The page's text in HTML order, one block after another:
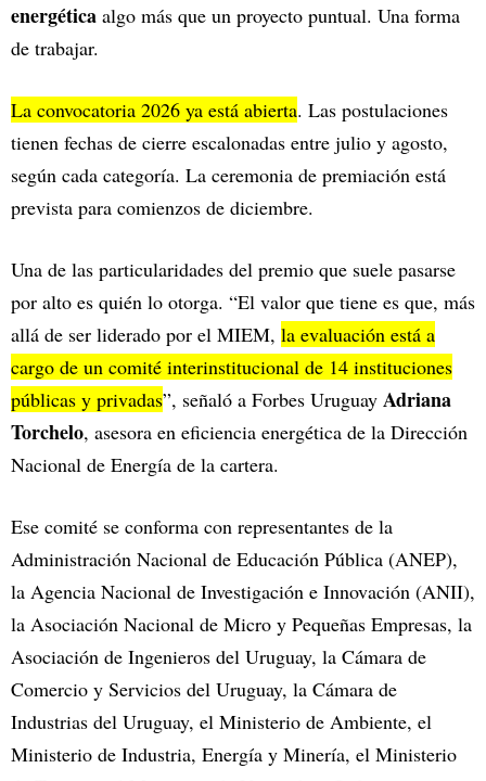
energética algo más que un proyecto puntual. Una forma
de trabajar.
La convocatoria 2026 ya está abierta. Las postulaciones
tienen fechas de cierre escalonadas entre julio y agosto,
según cada categoría. La ceremonia de premiación está
prevista para comienzos de diciembre.
Una de las particularidades del premio que suele pasarse
por alto es quién lo otorga. “El valor que tiene es que, más
allá de ser liderado por el MIEM, la evaluación está a
cargo de un comité interinstitucional de 14 instituciones
públicas y privadas”, señaló a Forbes Uruguay Adriana
Torchelo, asesora en eficiencia energética de la Dirección
Nacional de Energía de la cartera.
Ese comité se conforma con representantes de la
Administración Nacional de Educación Pública (ANEP),
la Agencia Nacional de Investigación e Innovación (ANII),
la Asociación Nacional de Micro y Pequeñas Empresas, la
Asociación de Ingenieros del Uruguay, la Cámara de
Comercio y Servicios del Uruguay, la Cámara de
Industrias del Uruguay, el Ministerio de Ambiente, el
Ministerio de Industria, Energía y Minería, el Ministerio